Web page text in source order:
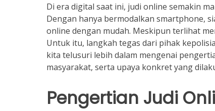
Di era digital saat ini, judi online semakin
Dengan hanya bermodalkan smartphone,
online dengan mudah. Meskipun terlihat
Untuk itu, langkah tegas dari pihak
kita telusuri lebih dalam mengenai
masyarakat, serta upaya konkret yang
Pengertian Judi